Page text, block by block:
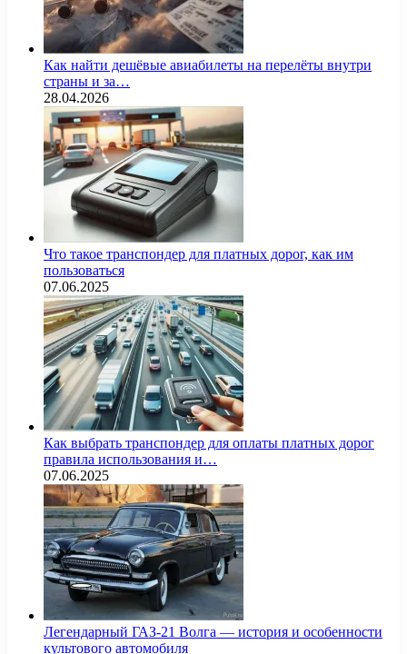
Как найти дешёвые авиабилеты на перелёты внутри
страны и за…
28.04.2026
Что такое транспондер для платных дорог, как им
пользоваться
07.06.2025
Как выбрать транспондер для оплаты платных дорог
правила использования и…
07.06.2025
Легендарный ГАЗ-21 Волга — история и особенности
культового автомобиля